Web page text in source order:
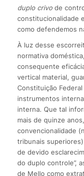
duplo crivode
constitucionalidade
como defendemos
À luz desse
normativa
consequente
vertical material,
Constituição Federal
instrumentos
interna. Que tal
mais de quinze
convencionalidade
tribunais
de devido
do duplo controle”,
de Mello como